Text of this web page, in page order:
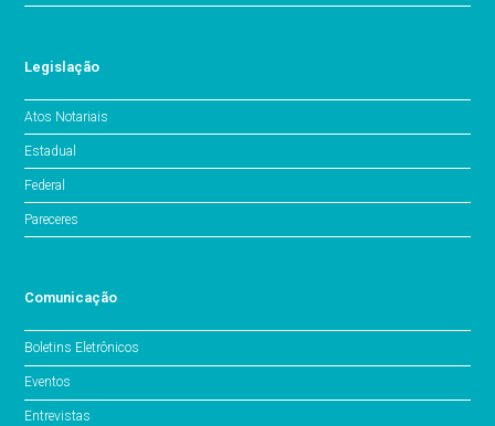
Legislação
Atos Notariais
Estadual
Federal
Pareceres
Comunicação
Boletins Eletrônicos
Eventos
Entrevistas